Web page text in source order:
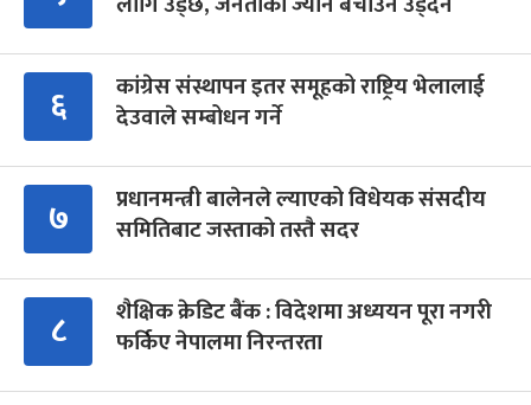
६
कांग्रेस संस्थापन इतर समूहको राष्ट्रिय भेलालाई
देउवाले सम्बोधन गर्ने
७
प्रधानमन्त्री बालेनले ल्याएको विधेयक संसदीय
समितिबाट जस्ताको तस्तै सदर
८
शैक्षिक क्रेडिट बैंक : विदेशमा अध्ययन पूरा नगरी
फर्किए नेपालमा निरन्तरता